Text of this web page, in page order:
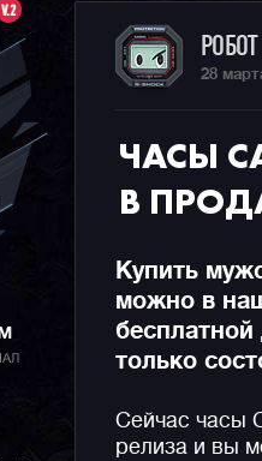
V.2
28
ЧАСЫ
В
Купить
можно в
только
Сейчас часы
релиза и вы